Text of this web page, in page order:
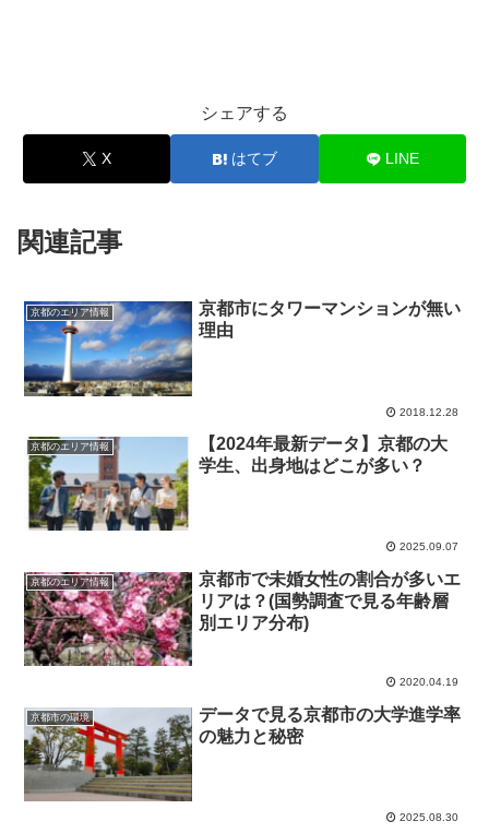
シェアする
X はてブ LINE
関連記事
京都のエリア情報
京都市にタワーマンションが無い
理由
2018.12.28
京都のエリア情報
【2024年最新データ】京都の大
学生、出身地はどこが多い？
2025.09.07
京都のエリア情報
京都市で未婚女性の割合が多いエ
リアは？(国勢調査で見る年齢層
別エリア分布)
2020.04.19
京都市の環境
データで見る京都市の大学進学率
の魅力と秘密
2025.08.30